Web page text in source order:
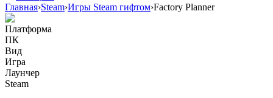
Главная›Steam›Игры Steam гифтом›Factory Planner
Платформа
ПК
Вид
Игра
Лаунчер
Steam